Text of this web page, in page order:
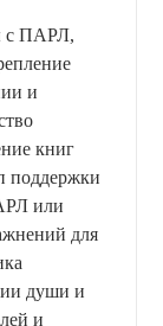
с ПАРЛ,
и
книг
поддержки
или
для
души и
и